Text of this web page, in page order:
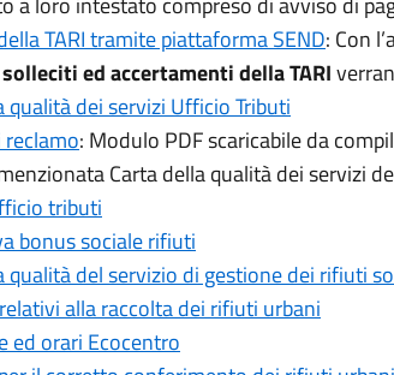
TARI tramite piattaforma SEND: Con
ed accertamenti della TARI
qualità dei servizi Ufficio Tributi
: Modulo PDF scaricabile da
Carta della qualità dei servizi
tributi
bonus sociale rifiuti
qualità del servizio di gestione dei rifiuti
alla raccolta dei rifiuti urbani
ed orari Ecocentro